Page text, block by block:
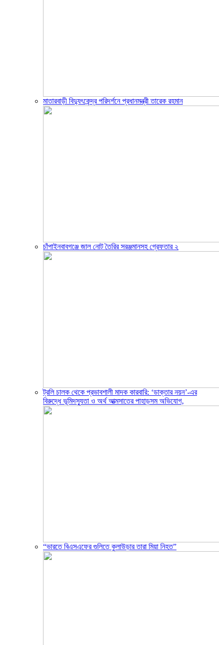
মাতারবাড়ী বিদ্যুৎকেন্দ্র পরিদর্শনে প্রধানমন্ত্রী তারেক রহমান
চাঁপাইনবাবগঞ্জে জাল নোট তৈরির সরঞ্জমানসহ গ্রেফতার ২
ট্রলি চালক থেকে প্রভাবশালী মাদক কারবারি: ‘ডাক্তার নয়ন’-এর
বিরুদ্ধে ভূমিদস্যুতা ও অর্থ আত্মসাতের পাহাড়সম অভিযোগ,
“ভারতে বিএসএফের গুলিতে কুলাউড়ার তারা মিয়া নিহত”